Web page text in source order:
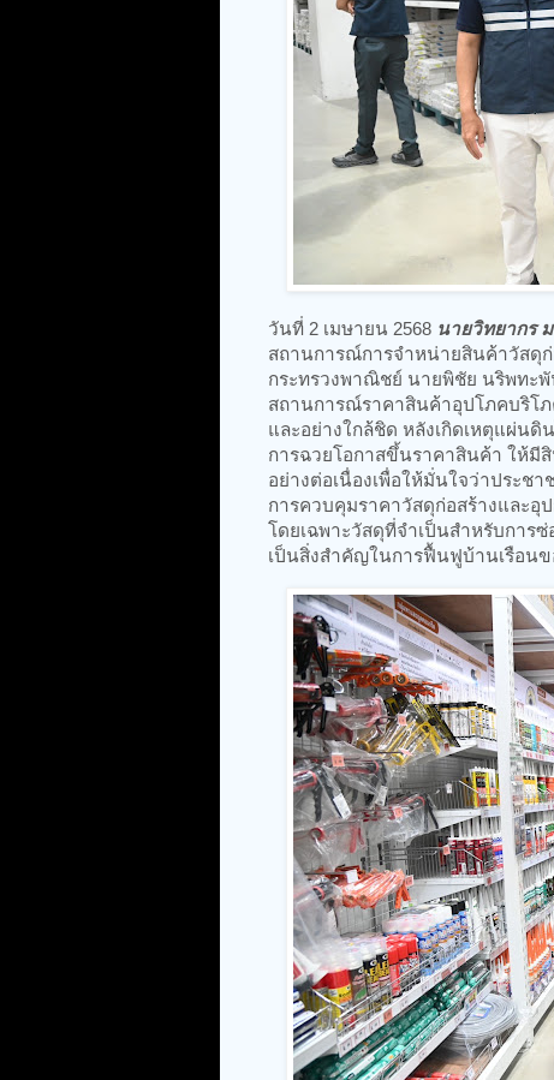
วันที่ 2 เมษายน 2568 นายวิทยากร
สถานการณ์การจำหน่ายสินค้าวัสดุ
กระทรวงพาณิชย์ นายพิชัย นริพทะพั
สถานการณ์ราคาสินค้าอุปโภคบริโ
และอย่างใกล้ชิด หลังเกิดเหตุแผ่น
การฉวยโอกาสขึ้นราคาสินค้า ให้มี
อย่างต่อเนื่องเพื่อให้มั่นใจว่าประช
การควบคุมราคาวัสดุก่อสร้างและอุ
โดยเฉพาะวัสดุที่จำเป็นสำหรับการ
เป็นสิ่งสำคัญในการฟื้นฟูบ้านเรือน